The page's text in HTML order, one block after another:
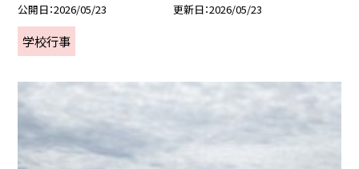
公開日 2026/05/23 更新日 2026/05/23
学校行事